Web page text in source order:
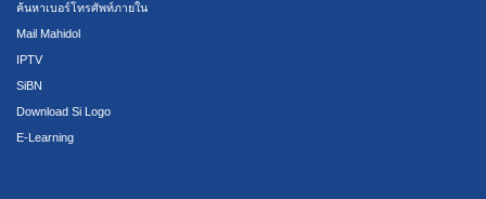
ค้นหาเบอร์โทรศัพท์ภายใน
Mail Mahidol
IPTV
SiBN
Download Si Logo
E-Learning